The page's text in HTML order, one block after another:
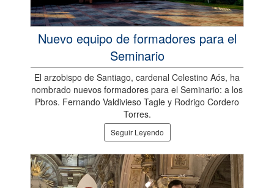
Nuevo equipo de formadores para el
Seminario
El arzobispo de Santiago, cardenal Celestino Aós, ha
nombrado nuevos formadores para el Seminario: a los
Pbros. Fernando Valdivieso Tagle y Rodrigo Cordero
Torres.
Seguir Leyendo